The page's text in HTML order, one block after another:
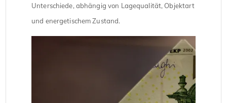
Unterschiede, abhängig von Lagequalität, Objektart
und energetischem Zustand.